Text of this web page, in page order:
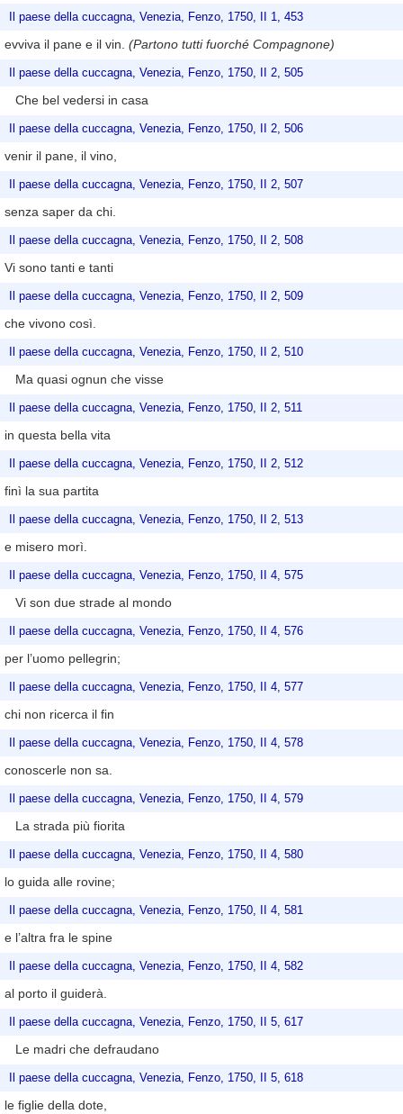
Il paese della cuccagna, Venezia, Fenzo, 1750, II 1, 453
evviva il pane e il vin. (Partono tutti fuorché Compagnone)
Il paese della cuccagna, Venezia, Fenzo, 1750, II 2, 505
Che bel vedersi in casa
Il paese della cuccagna, Venezia, Fenzo, 1750, II 2, 506
venir il pane, il vino,
Il paese della cuccagna, Venezia, Fenzo, 1750, II 2, 507
senza saper da chi.
Il paese della cuccagna, Venezia, Fenzo, 1750, II 2, 508
Vi sono tanti e tanti
Il paese della cuccagna, Venezia, Fenzo, 1750, II 2, 509
che vivono così.
Il paese della cuccagna, Venezia, Fenzo, 1750, II 2, 510
Ma quasi ognun che visse
Il paese della cuccagna, Venezia, Fenzo, 1750, II 2, 511
in questa bella vita
Il paese della cuccagna, Venezia, Fenzo, 1750, II 2, 512
finì la sua partita
Il paese della cuccagna, Venezia, Fenzo, 1750, II 2, 513
e misero morì.
Il paese della cuccagna, Venezia, Fenzo, 1750, II 4, 575
Vi son due strade al mondo
Il paese della cuccagna, Venezia, Fenzo, 1750, II 4, 576
per l’uomo pellegrin;
Il paese della cuccagna, Venezia, Fenzo, 1750, II 4, 577
chi non ricerca il fin
Il paese della cuccagna, Venezia, Fenzo, 1750, II 4, 578
conoscerle non sa.
Il paese della cuccagna, Venezia, Fenzo, 1750, II 4, 579
La strada più fiorita
Il paese della cuccagna, Venezia, Fenzo, 1750, II 4, 580
lo guida alle rovine;
Il paese della cuccagna, Venezia, Fenzo, 1750, II 4, 581
e l’altra fra le spine
Il paese della cuccagna, Venezia, Fenzo, 1750, II 4, 582
al porto il guiderà.
Il paese della cuccagna, Venezia, Fenzo, 1750, II 5, 617
Le madri che defraudano
Il paese della cuccagna, Venezia, Fenzo, 1750, II 5, 618
le figlie della dote,